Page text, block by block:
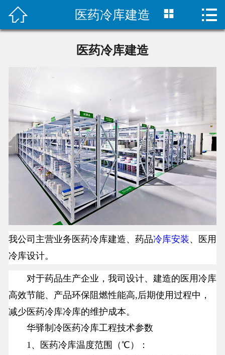
 首页
产品展示
冷库建造
冷库工程
新闻资讯
联系我们
 医药冷库建造  
医药冷库建造
我公司主营业务医药冷库建造、药品冷库安装、医用
冷库设计。
对于药品生产企业，我司设计、建造的医用冷库
高效节能、产品环保阻燃性能高,后期使用过程中，
减少医药冷库冷库的维护成本。
华驿制冷医药冷库工程技术参数
1、医药冷库温度范围（℃）：